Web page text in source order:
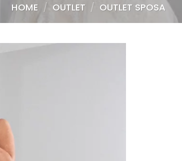
HOME / OUTLET / OUTLET SPOSA